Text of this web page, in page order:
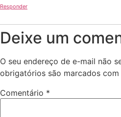
Responder
Deixe um
O seu endereço de e-mail não
obrigatórios são marcados com
Comentário *